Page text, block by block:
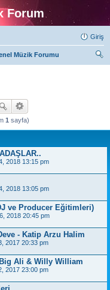
Forum
Giriş
Müzik Forumu
1 sayfa)
2018 13:15 pm
2018 13:05 pm
ve Producer Eğitimleri)
2018 20:45 pm
- Katip Arzu Halim
2017 20:33 pm
Ali & Willy William
2017 23:00 pm